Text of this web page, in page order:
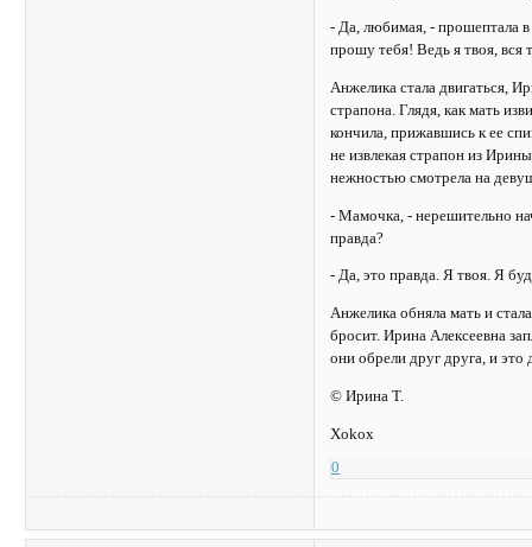
- Да, любимая, - прошептала
прошу тебя! Ведь я твоя, вся
Анжелика стала двигаться,
страпона. Глядя, как мать
кончила, прижавшись к ее
не извлекая страпон из
нежностью смотрела на
- Мамочка, - нерешительно
правда?
- Да, это правда. Я твоя. Я
Анжелика обняла мать и
бросит. Ирина Алексеевна
они обрели друг друга, и это
© Ирина Т.
Xokox
0